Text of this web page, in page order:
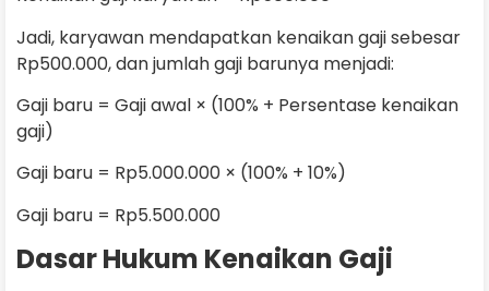
Jadi, karyawan mendapatkan kenaikan gaji sebesar
Rp500.000, dan jumlah gaji barunya menjadi:
Gaji baru = Gaji awal × (100% + Persentase kenaikan
gaji)
Gaji baru = Rp5.000.000 × (100% + 10%)
Gaji baru = Rp5.500.000
Dasar Hukum Kenaikan Gaji